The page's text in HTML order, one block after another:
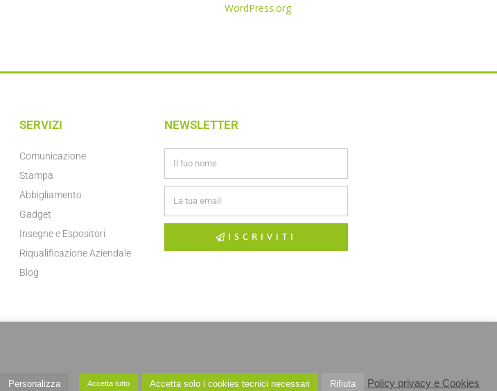
WordPress.org
SERVIZI
Comunicazione
Stampa
Abbigliamento
Gadget
Insegne e Espositori
Riqualificazione Aziendale
Blog
NEWSLETTER
ISCRIVITI
Personalizza Accetta tutto Accetta solo i cookies tecnici necessari Rifiuta Policy privacy e Cookies